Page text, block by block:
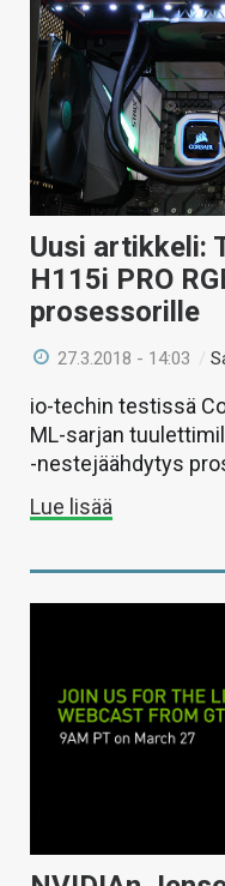
Uusi artikkeli:
H115i PRO
prosessorille
27.3.2018 - 14:03 /
io-techin testissä
ML-sarjan
-nestejäähdytys
Lue lisää